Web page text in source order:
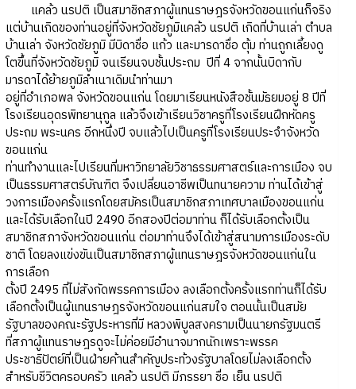
แคล้ว นรปติ เป็นสมาชิกสภาผู้แทนราษฎรจังหวัดขอนแก่นก็จริง
แต่บ้านเกิดของท่านอยู่ที่จังหวัดชัยภูมิแคล้ว นรปติ เกิดที่บ้านเล่า ตำบล
บ้านเล่า จังหวัดชัยภูมิ มีบิดาชื่อ แก้ว และมารดาชื่อ ตุ้ม ท่านถูกเลี้ยงดู
โตขึ้นที่จังหวัดชัยภูมิ จนเรียนจบชั้นประถม ปีที่ 4 จากนั้นบิดากับ
มารดาได้ย้ายภูมิลำเนาเดิมนำท่านมา
อยู่ที่อำเภอพล จังหวัดขอนแก่น โดยมาเรียนหนังสือชั้นมัธยมอยู่ 8 ปีที่
โรงเรียนอุดรพิทยานุกูล แล้วจึงเข้าเรียนวิชาครูที่โรงเรียนฝึกหัดครู
ประถม พระนคร อีกหนึ่งปี จบแล้วไปเป็นครูที่โรงเรียนประจำจังหวัด
ขอนแก่น
ท่านทำงานและไปเรียนที่มหาวิทยาลัยวิชาธรรมศาสตร์และการเมือง จบ
เป็นธรรมศาสตร์บัณฑิต จึงเปลี่ยนอาชีพเป็นทนายความ ท่านได้เข้าสู่
วงการเมืองครั้งแรกโดยสมัครเป็นสมาชิกสภาเทศบาลเมืองขอนแก่น
และได้รับเลือกในปี 2490 อีกสองปีต่อมาท่าน ก็ได้รับเลือกตั้งเป็น
สมาชิกสภาจังหวัดขอนแก่น ต่อมาท่านจึงได้เข้าสู่สนามการเมืองระดับ
ชาติ โดยลงแข่งขันเป็นสมาชิกสภาผู้แทนราษฎรจังหวัดขอนแก่นใน
การเลือก
ตั้งปี 2495 ที่ไม่สังกัดพรรคการเมือง ลงเลือกตั้งครั้งแรกท่านก็ได้รับ
เลือกตั้งเป็นผู้แทนราษฎรจังหวัดขอนแก่นสมใจ ตอนนั้นเป็นสมัย
รัฐบาลของคณะรัฐประหารที่มี หลวงพิบูลสงครามเป็นนายกรัฐมนตรี
ที่สภาผู้แทนราษฎรดูจะไม่ค่อยมีอำนาจมากนักเพราะพรรค
ประชาธิปัตย์ที่เป็นฝ่ายค้านสำคัญประท้วงรัฐบาลโดยไม่ลงเลือกตั้ง
สำหรับชีวิตครอบครัว แคล้ว นรปติ มีภรรยา ชื่อ เย็น นรปติ